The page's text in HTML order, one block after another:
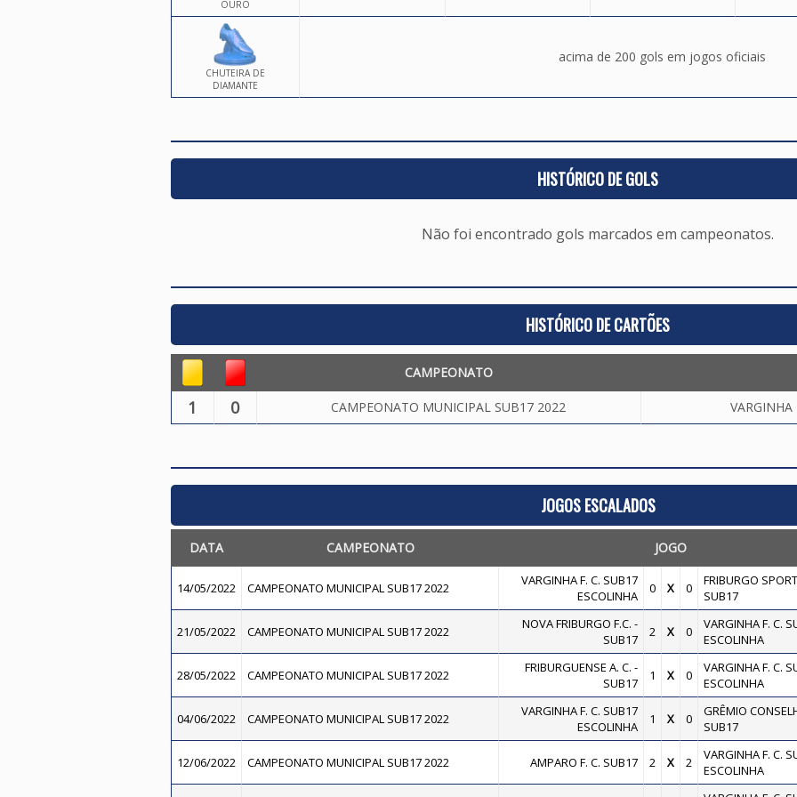
OURO
CHUTEIRA DE
DIAMANTE
acima de 200 gols em jogos oficiais
HISTÓRICO DE GOLS
Não foi encontrado gols marcados em campeonatos.
HISTÓRICO DE CARTÕES
CAMPEONATO
1 0 CAMPEONATO MUNICIPAL SUB17 2022 VARGINHA
JOGOS ESCALADOS
DATA CAMPEONATO JOGO
14/05/2022 CAMPEONATO MUNICIPAL SUB17 2022
VARGINHA F. C. SUB17
ESCOLINHA
0 X 0
FRIBURGO
SUB17
21/05/2022 CAMPEONATO MUNICIPAL SUB17 2022
NOVA FRIBURGO F.C. -
SUB17
2 X 0
VARGINHA F. C.
ESCOLINHA
28/05/2022 CAMPEONATO MUNICIPAL SUB17 2022
FRIBURGUENSE A. C. -
SUB17
1 X 0
VARGINHA F. C.
ESCOLINHA
04/06/2022 CAMPEONATO MUNICIPAL SUB17 2022
VARGINHA F. C. SUB17
ESCOLINHA
1 X 0
GRÊMIO
SUB17
12/06/2022 CAMPEONATO MUNICIPAL SUB17 2022 AMPARO F. C. SUB17 2 X 2
VARGINHA F. C.
ESCOLINHA